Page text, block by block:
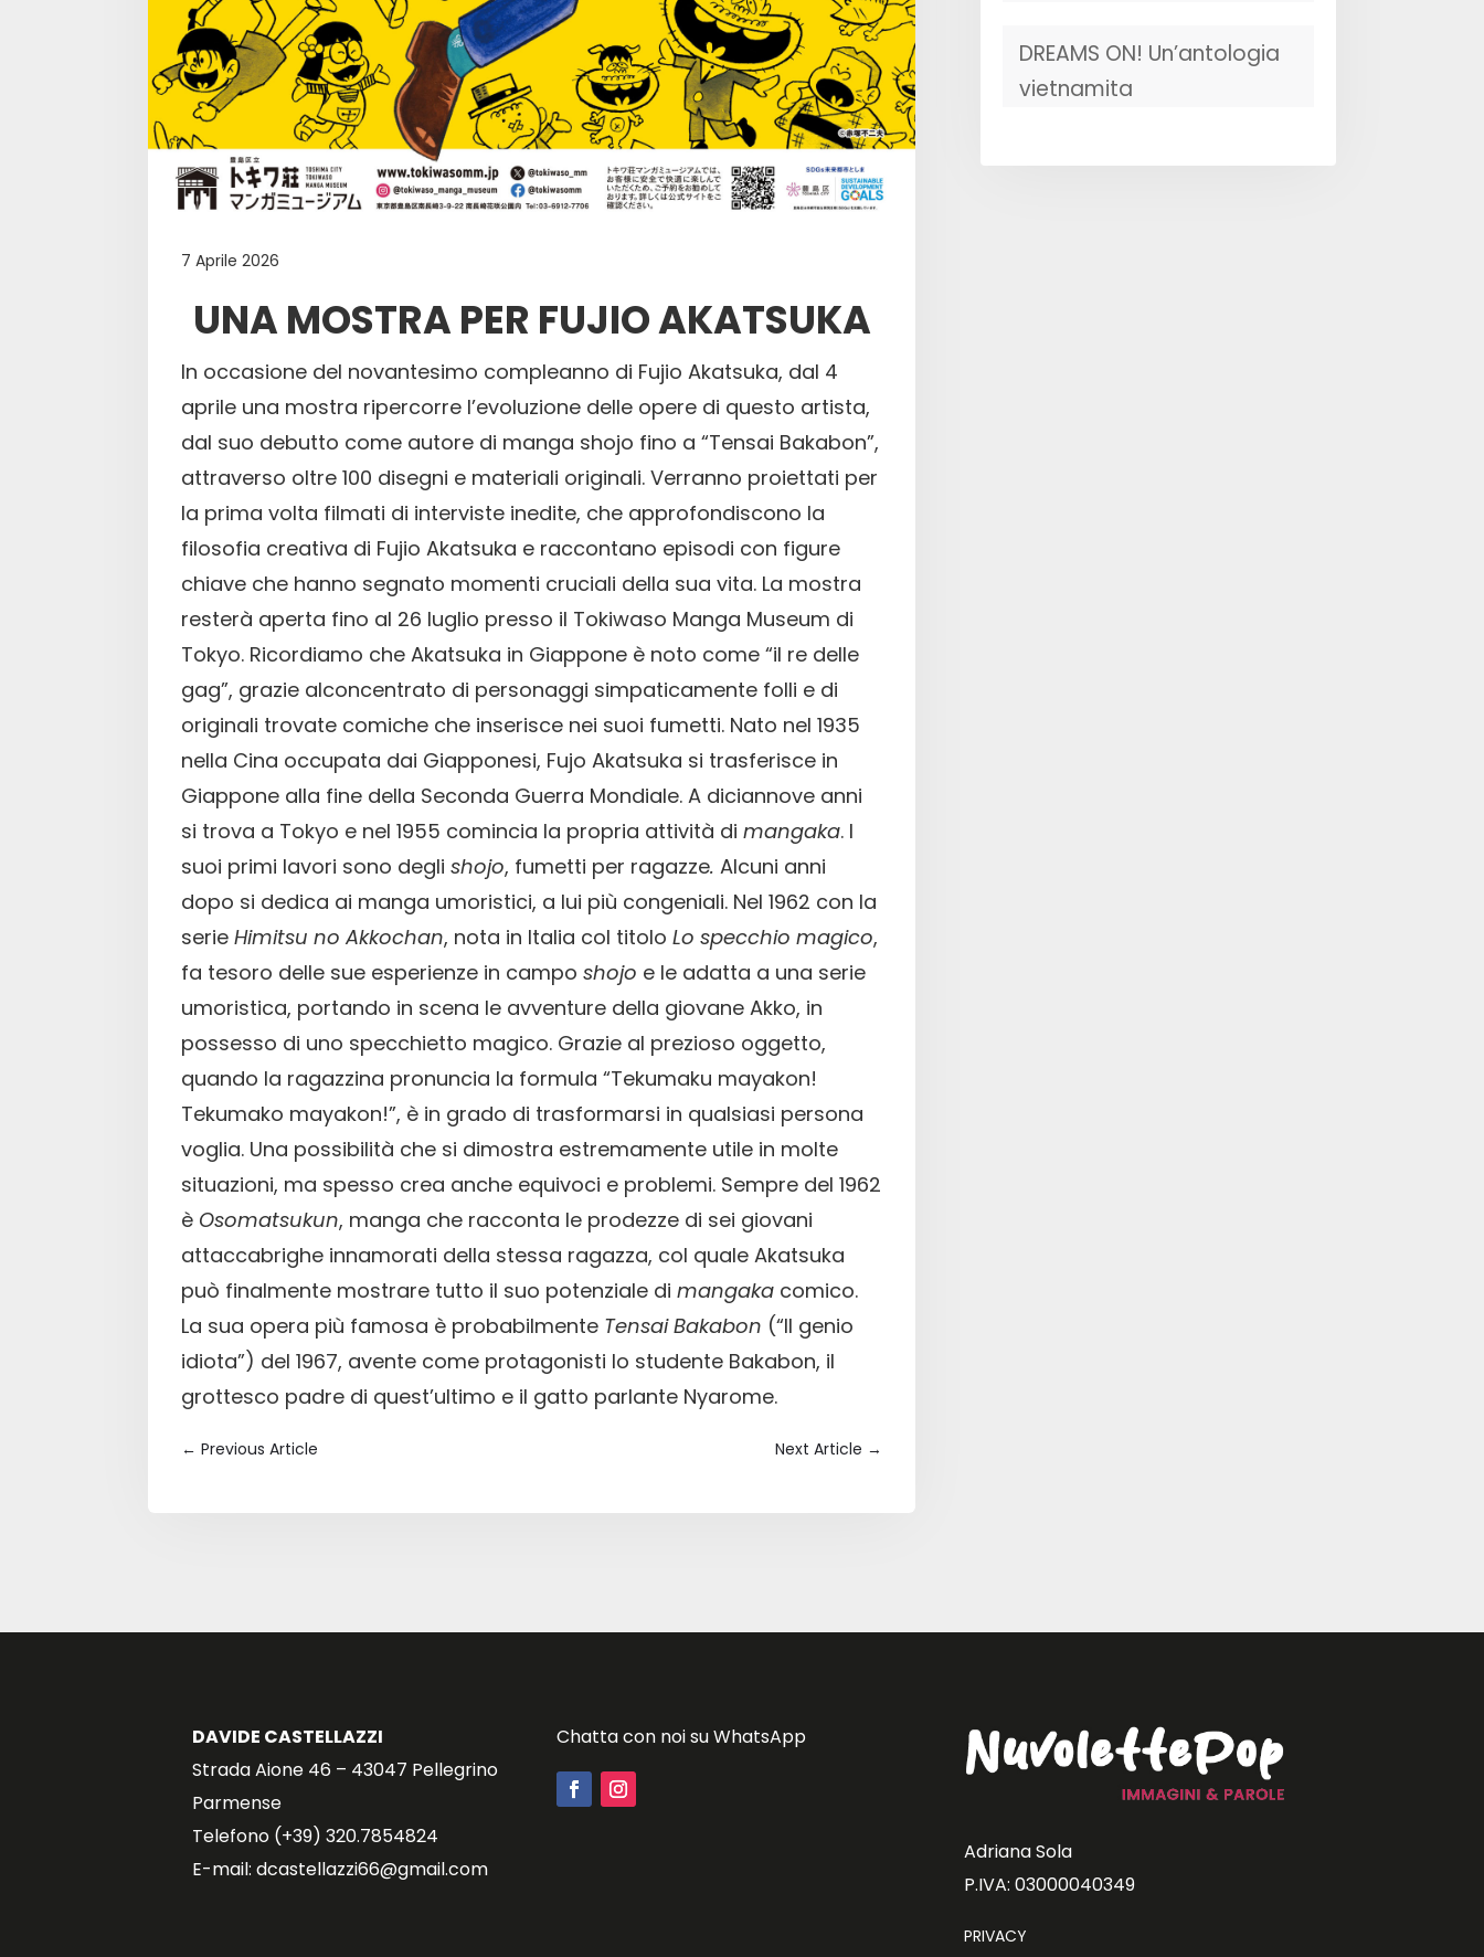
7 Aprile 2026
UNA MOSTRA PER FUJIO AKATSUKA
In occasione del novantesimo compleanno di Fujio Akatsuka, dal 4
aprile una mostra ripercorre l’evoluzione delle opere di questo artista,
dal suo debutto come autore di manga shojo fino a “Tensai Bakabon”,
attraverso oltre 100 disegni e materiali originali. Verranno proiettati per
la prima volta filmati di interviste inedite, che approfondiscono la
filosofia creativa di Fujio Akatsuka e raccontano episodi con figure
chiave che hanno segnato momenti cruciali della sua vita. La mostra
resterà aperta fino al 26 luglio presso il Tokiwaso Manga Museum di
Tokyo. Ricordiamo che Akatsuka in Giappone è noto come “il re delle
gag”, grazie alconcentrato di personaggi simpaticamente folli e di
originali trovate comiche che inserisce nei suoi fumetti. Nato nel 1935
nella Cina occupata dai Giapponesi, Fujo Akatsuka si trasferisce in
Giappone alla fine della Seconda Guerra Mondiale. A diciannove anni
si trova a Tokyo e nel 1955 comincia la propria attività dimangaka. I
suoi primi lavori sono deglishojo, fumetti per ragazze. Alcuni anni
dopo si dedica ai manga umoristici, a lui più congeniali. Nel 1962 con la
serieHimitsu no Akkochan, nota in Italia col titoloLo specchio magico,
fa tesoro delle sue esperienze in camposhojo e le adatta a una serie
umoristica, portando in scena le avventure della giovane Akko, in
possesso di uno specchietto magico. Grazie al prezioso oggetto,
quando la ragazzina pronuncia la formula “Tekumaku mayakon!
Tekumako mayakon!”, è in grado di trasformarsi in qualsiasi persona
voglia. Una possibilità che si dimostra estremamente utile in molte
situazioni, ma spesso crea anche equivoci e problemi. Sempre del 1962
è Osomatsukun, manga che racconta le prodezze di sei giovani
attaccabrighe innamorati della stessa ragazza, col quale Akatsuka
può finalmente mostrare tutto il suo potenziale dimangaka comico.
La sua opera più famosa è probabilmente Tensai Bakabon (“Il genio
idiota”) del 1967, avente come protagonisti lo studente Bakabon, il
grottesco padre di quest’ultimo e il gatto parlante Nyarome.
←Previous Article Next Article →
DREAMS ON! Un’antologia
vietnamita
DAVIDE CASTELLAZZI
Strada Aione 46 – 43047 Pellegrino
Parmense
Telefono (+39) 320.7854824
E-mail: dcastellazzi66@gmail.com
Chatta con noi su WhatsApp
Adriana Sola
P.IVA: 03000040349
PRIVACY